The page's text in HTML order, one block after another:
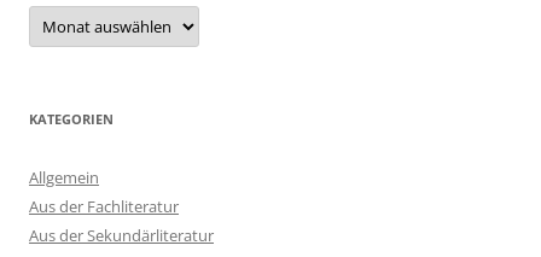
Archiv
KATEGORIEN
Allgemein
Aus der Fachliteratur
Aus der Sekundärliteratur